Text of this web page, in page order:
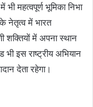
महत्वपूर्ण भूमिका निभा
नेतृत्व में भारत
शक्तियों में अपना स्थान
इस राष्ट्रीय अभियान
देता रहेगा।